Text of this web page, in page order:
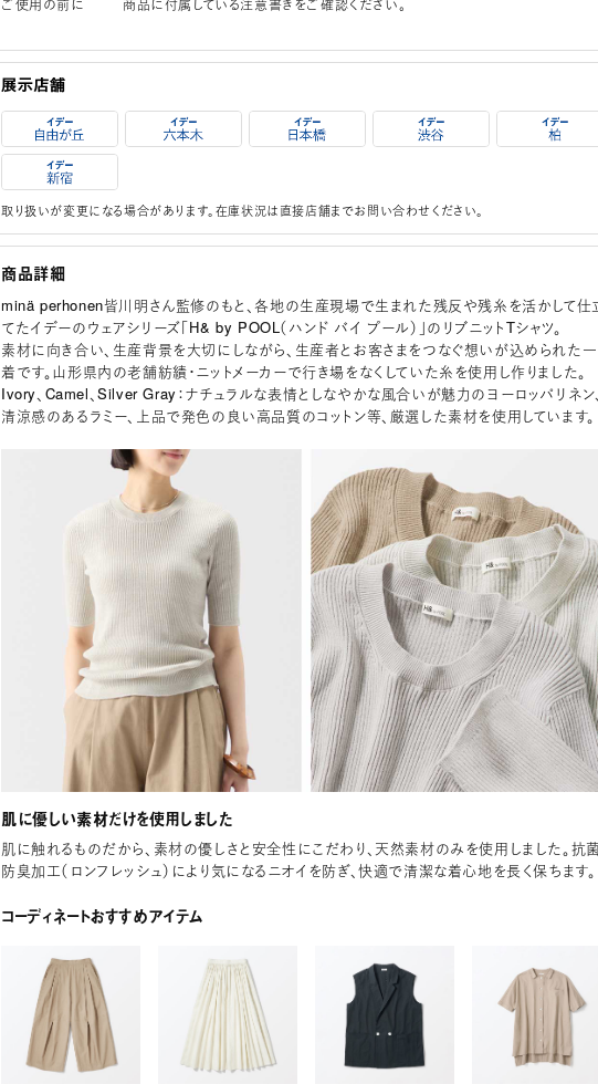
ご使用の前に
商品に付属している注意書きをご確認ください。
取り扱いが変更になる場合があります。在庫状況は直接店舗までお問い合わせください。
商品詳細
minä perhonen皆川明さん監修のもと、各地の生産現場で生まれた残反や残糸を活かして仕
てたイデーのウェアシリーズ「H& by POOL（ハンド バイ プール）」のリブニットTシャツ。
素材に向き合い、生産背景を大切にしながら、生産者とお客さまをつなぐ想いが込められた一
着です。山形県内の老舗紡績・ニットメーカーで行き場をなくしていた糸を使用し作りました。
Ivory、Camel、Silver Gray：ナチュラルな表情としなやかな風合いが魅力のヨーロッパリネン
清涼感のあるラミー、上品で発色の良い高品質のコットン等、厳選した素材を使用しています。
肌に優しい素材だけを使用しました
肌に触れるものだから、素材の優しさと安全性にこだわり、天然素材のみを使用しました。抗
防臭加工（ロンフレッシュ）により気になるニオイを防ぎ、快適で清潔な着心地を長く保ちます。
コーディネートおすすめアイテム